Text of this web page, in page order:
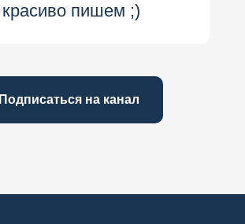
красиво пишем ;)
Подписаться на канал